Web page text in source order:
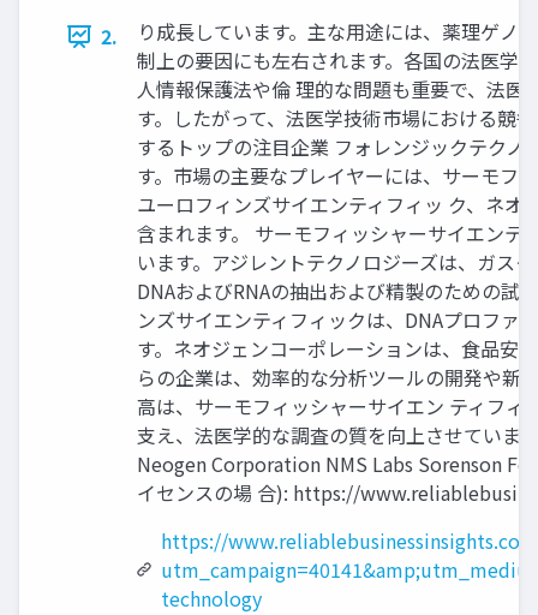
2.
り成長しています。主な用途には、薬理ゲノ
制上の要因にも左右されます。各国の法医学
人情報保護法や倫 理的な問題も重要で、法
す。したがって、法医学技術市場における競
するトップの注目企業 フォレンジックテク
す。市場の主要なプレイヤーには、サーモフ
ユーロフィンズサイエンティフィッ ク、ネ
含まれます。 サーモフィッシャーサイエン
います。アジレントテクノロジーズは、ガス
DNAおよびRNAの抽出および精製のための試
ンズサイエンティフィックは、DNAプロファ
す。ネオジェンコーポレーションは、食品安
らの企業は、効率的な分析ツールの開発や新
高は、サーモフィッシャーサイエン ティフ
支え、法医学的な調査の質を向上させてい
Neogen Corporation NMS Labs Sorenson
イセンスの場 合): https://
https://
technology